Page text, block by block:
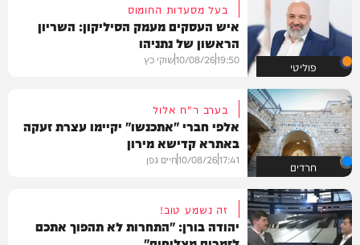
פוליטי
בעל מסעדות החומוס
איש העסקים מעמק הסיליקון: השריון
הראשון של נתניהו
19:50
10/08/26שוקי כץ
חרדים
בערב ר"ח אלול
אלפי חברי "אתכנשו" יקיימו עצרת זעקה
באתרא קדישא מירון
17:41
10/08/26חיים גפן
זה נשמע טוב!
יהודה בורן: "התחרות לא תהפוך אתכם